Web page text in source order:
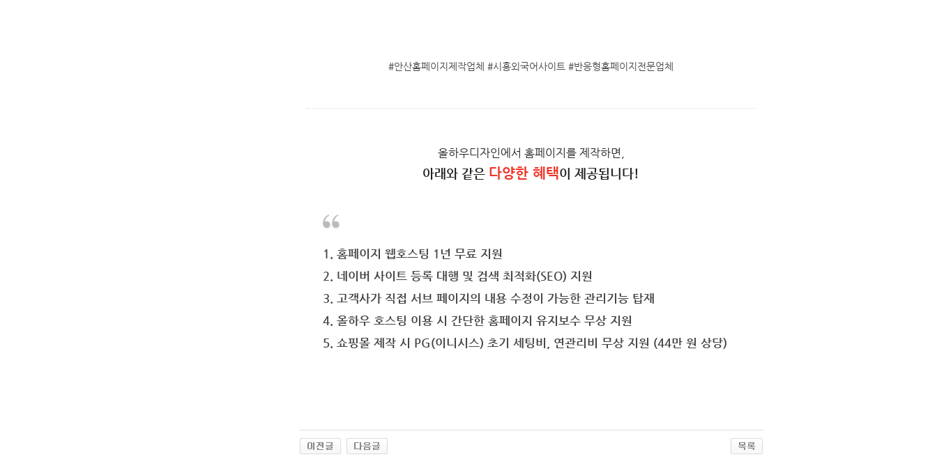
#안산홈페이지제작업체 #시흥외국어사이트 #반응형홈페이지전문업체
올하우디자인에서 홈페이지를 제작하면,
아래와 같은 다양한 혜택이 제공됩니다!
1. 홈페이지 웹호스팅 1년 무료 지원
2. 네이버 사이트 등록 대행 및 검색 최적화(SEO) 지원
3. 고객사가 직접 서브 페이지의 내용 수정이 가능한 관리기능 탑재
4. 올하우 호스팅 이용 시 간단한 홈페이지 유지보수 무상 지원
5. 쇼핑몰 제작 시 PG(이니시스) 초기 세팅비, 연관리비 무상 지원 (44만 원 상당)